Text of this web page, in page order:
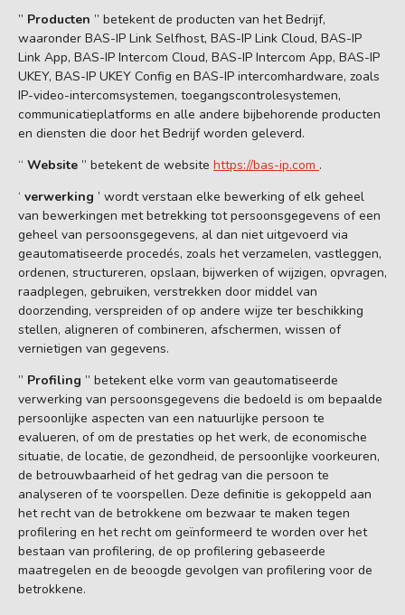
” Producten ” betekent de producten van het Bedrijf,
waaronder BAS-IP Link Selfhost, BAS-IP Link Cloud, BAS-IP
Link App, BAS-IP Intercom Cloud, BAS-IP Intercom App, BAS-IP
UKEY, BAS-IP UKEY Config en BAS-IP intercomhardware, zoals
IP-video-intercomsystemen, toegangscontrolesystemen,
communicatieplatforms en alle andere bijbehorende producten
en diensten die door het Bedrijf worden geleverd.
“ Website ” betekent de website https://bas-ip.com .
‘ verwerking ’ wordt verstaan elke bewerking of elk geheel
van bewerkingen met betrekking tot persoonsgegevens of een
geheel van persoonsgegevens, al dan niet uitgevoerd via
geautomatiseerde procedés, zoals het verzamelen, vastleggen,
ordenen, structureren, opslaan, bijwerken of wijzigen, opvragen,
raadplegen, gebruiken, verstrekken door middel van
doorzending, verspreiden of op andere wijze ter beschikking
stellen, aligneren of combineren, afschermen, wissen of
vernietigen van gegevens.
” Profiling ” betekent elke vorm van geautomatiseerde
verwerking van persoonsgegevens die bedoeld is om bepaalde
persoonlijke aspecten van een natuurlijke persoon te
evalueren, of om de prestaties op het werk, de economische
situatie, de locatie, de gezondheid, de persoonlijke voorkeuren,
de betrouwbaarheid of het gedrag van die persoon te
analyseren of te voorspellen. Deze definitie is gekoppeld aan
het recht van de betrokkene om bezwaar te maken tegen
profilering en het recht om geïnformeerd te worden over het
bestaan van profilering, de op profilering gebaseerde
maatregelen en de beoogde gevolgen van profilering voor de
betrokkene.